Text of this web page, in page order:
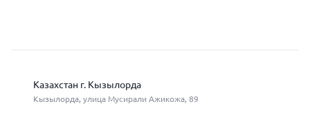
Казахстан г. Кызылорда
Кызылорда, улица Мусирали Ажикожа, 89